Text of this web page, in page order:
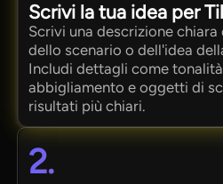
Scrivi la tua idea per
Scrivi una descrizione
dello scenario o dell'idea
Includi dettagli come
abbigliamento e oggetti di
risultati più chiari.
2.